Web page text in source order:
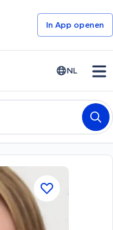
In App openen
NL